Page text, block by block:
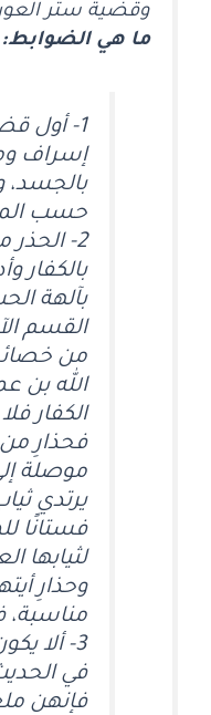
وقضية ستر
ما هي الضوابط:
1- أول
إسراف
حسب
2-
بالكفار
بآلهة
القسم
من
الله بن
الكفار
فحذارِ من
موصلة
يرتدي
فستانًا
لثيابها
وحذارِ
مناسبة،
3- ألا
في
فإنهن